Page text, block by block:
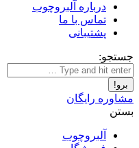
درباره آلبروچوب
تماس با ما
پشتیبانی
جستجو:
مشاوره رایگان
بستن
آلبروچوب